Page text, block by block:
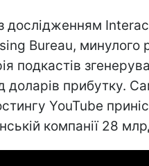
дослідженням
Bureau, минулого
подкастів
доларів прибутку.
YouTube
компанії 28